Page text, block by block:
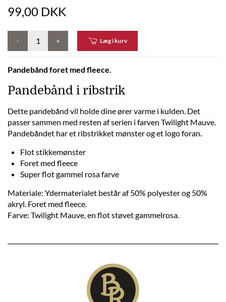
99,00 DKK
- + Læg i kurv
Pandebånd foret med fleece.
Pandebånd i ribstrik
Dette pandebånd vil holde dine ører varme i kulden. Det
passer sammen med resten af serien i farven Twilight Mauve.
Pandebåndet har et ribstrikket mønster og et logo foran.
Flot stikkemønster
Foret med fleece
Super flot gammel rosa farve
Materiale: Ydermaterialet består af 50% polyester og 50%
akryl. Foret med fleece.
Farve: Twilight Mauve, en flot støvet gammelrosa.